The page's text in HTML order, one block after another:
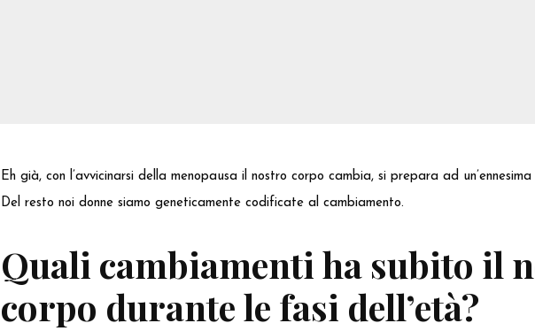
Eh già, con l’avvicinarsi della menopausa il nostro corpo cambia, si prepara ad
Del resto noi donne siamo geneticamente codificate al cambiamento.
Quali cambiamenti ha subito il
corpo durante le fasi dell’età?